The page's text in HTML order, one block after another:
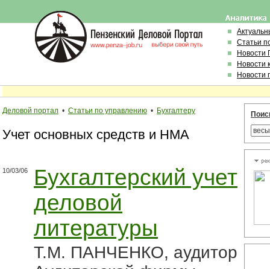
Статьи
Новости
Новости
Новости
Деловой портал • Статьи по управлению • Бухгалтеру
Учет основных средств и НМА
10/03/06
Бухгалтерский учет
деловой
литературы
Т.М. ПАНЧЕНКО, аудитор